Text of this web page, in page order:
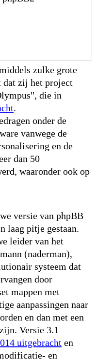
zulke grote
dat zij het project
die in
.
onder de
vanwege de
en de
dan 50
waaronder ook op
versie van phpBB
laag pitje gestaan.
leider van het
(naderman),
systeem dat
door
mappen met
aanpassingen naar
en dan met een
Versie 3.1
uitgebracht en
en